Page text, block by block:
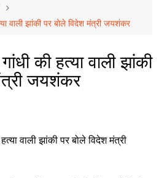
वाली झांकी पर बोले विदेश मंत्री जयशंकर
की हत्या वाली झांकी
जयशंकर